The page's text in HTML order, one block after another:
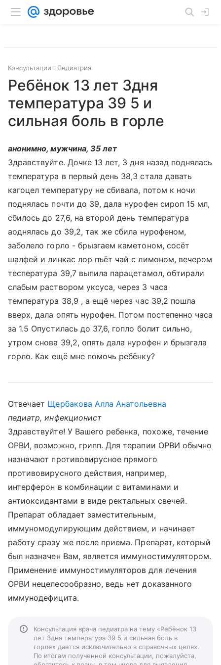
Консультации Педиатрия
Ребёнок 13 лет 3дня
температура 39 5 и
сильная боль в горле
анонимно, мужчина, 35 лет
Здравствуйте. Дочке 13 лет, 3 дня назад поднялась
температура в первый день 38,3 стала давать
кагоцел температуру не сбивала, потом к ночи
поднялась почти до 39, дала нурофен сироп 15 мл,
сбилось до 27,6, на второй день температура
аоднялась до 39,2, так же сбила нурофеном,
заболело горло - брызгаем каметоном, сосёт
шалфей и линкас лор пъёт чай с лимоном, вечером
теспература 39,7 выпила парацетамол, обтирали
слабым раствором уксуса, через 3 часа
температура 38,9 , а ещё через час 39,2 пошла
вверх, дала опять нурофен. Потом постепенно часа
за 1.5 Опустилась до 37,6, гопло болит сильно,
утром снова 39,2, опять дала нурофен и брызгала
горло. Как ещё мне помочь ребёнку?
Отвечает Щербакова Алла Анатольевна
педиатр, инфекционист
Здравствуйте! У Вашего ребенка, похоже, течение
ОРВИ, возможно, грипп. Для терапии ОРВИ обычно
назначают противовирусное прямого
противовирусного действия, например,
интерферон в комбинации с витаминами и
антиоксидантами в виде ректальных свечей.
Препарат обладает заместительным,
иммуномодулирующим действием, и начинает
работу сразу же после приема. Препарат, который
был назначен Вам, является иммуностимулятором.
Применение иммуностимуляторов для лечения
ОРВИ нецелесообразно, ведь нет доказанного
иммунодефицита.
Консультация врача педиатра на тему «Ребёнок 13
лет 3дня температура 39 5 и сильная боль в
горле» дается исключительно в справочных целях.
По итогам полученной консультации, пожалуйста,